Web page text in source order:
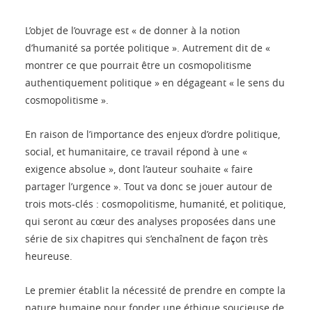
L’objet de l’ouvrage est « de donner à la notion
d’humanité sa portée politique ». Autrement dit de «
montrer ce que pourrait être un cosmopolitisme
authentiquement politique » en dégageant « le sens du
cosmopolitisme ».
En raison de l’importance des enjeux d’ordre politique,
social, et humanitaire, ce travail répond à une «
exigence absolue », dont l’auteur souhaite « faire
partager l’urgence ». Tout va donc se jouer autour de
trois mots-clés : cosmopolitisme, humanité, et politique,
qui seront au cœur des analyses proposées dans une
série de six chapitres qui s’enchaînent de façon très
heureuse.
Le premier établit la nécessité de prendre en compte la